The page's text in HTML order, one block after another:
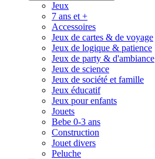
Jeux
7 ans et +
Accessoires
Jeux de cartes & de voyage
Jeux de logique & patience
Jeux de party & d'ambiance
Jeux de science
Jeux de société et famille
Jeux éducatif
Jeux pour enfants
Jouets
Bebe 0-3 ans
Construction
Jouet divers
Peluche